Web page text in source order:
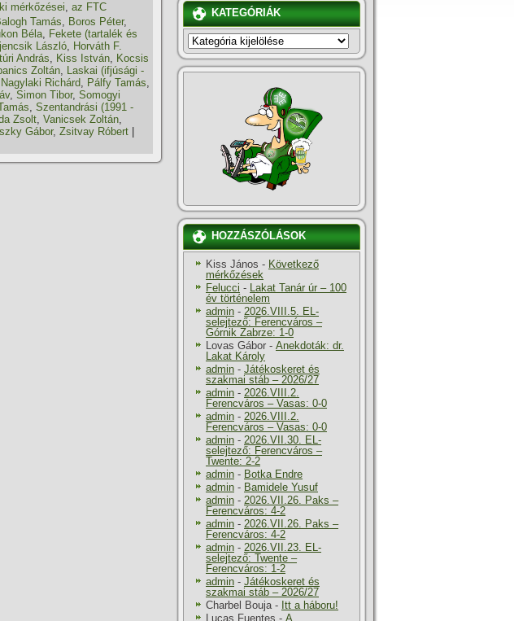
mérkőzései, az FTC
Tamás, Boros Péter,
Béla, Fekete (tartalék és
László, Horváth F.
András, Kiss István, Kocsis
Zoltán, Laskai (ifjúsági -
Nagylaki Richárd, Pálfy Tamás,
, Simon Tibor, Somogyi
, Szentandrási (1991 -
Zsolt, Vanicsek Zoltán,
Gábor, Zsitvay Róbert
KATEGÓRIÁK
KATEGÓRIÁK
HOZZÁSZÓLÁSOK
Kiss János - Következő
mérkőzések
Felucci - Lakat Tanár úr – 100
év történelem
admin - 2026.VIII.5. EL-
selejtező: Ferencváros –
Górnik Zabrze: 1-0
Lovas Gábor - Anekdoták: dr.
Lakat Károly
admin - Játékoskeret és
szakmai stáb – 2026/27
admin - 2026.VIII.2.
Ferencváros – Vasas: 0-0
admin - 2026.VIII.2.
Ferencváros – Vasas: 0-0
admin - 2026.VII.30. EL-
selejtező: Ferencváros –
Twente: 2-2
admin - Botka Endre
admin - Bamidele Yusuf
admin - 2026.VII.26. Paks –
Ferencváros: 4-2
admin - 2026.VII.26. Paks –
Ferencváros: 4-2
admin - 2026.VII.23. EL-
selejtező: Twente –
Ferencváros: 1-2
admin - Játékoskeret és
szakmai stáb – 2026/27
Charbel Bouja- Itt a háboru!
Lucas Fuentes - A